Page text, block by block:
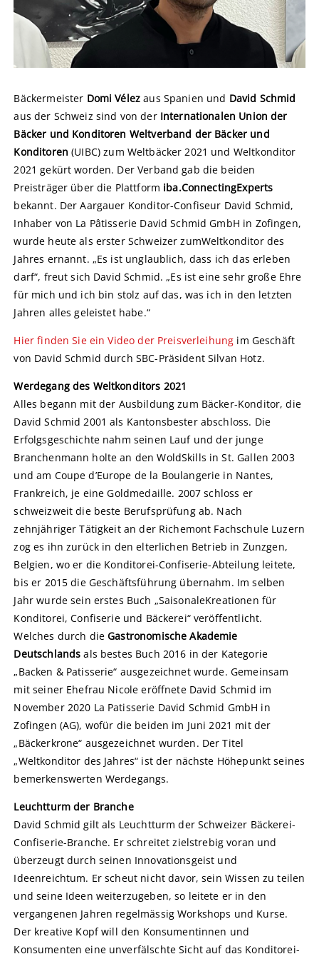
Bäckermeister Domi Vélezaus Spanien und David Schmid
aus der Schweiz sind von der Internationalen Union der
Bäcker und Konditoren Weltverband der Bäcker und
Konditoren (UIBC) zum Weltbäcker 2021 und Weltkonditor
2021 gekürt worden. Der Verband gab die beiden
Preisträger über die Plattform iba.ConnectingExperts
bekannt. Der Aargauer Konditor-Confiseur David Schmid,
Inhaber von La Pâtisserie David Schmid GmbH in Zofingen,
wurde heute als erster Schweizer zumWeltkonditor des
Jahres ernannt. „Es ist unglaublich, dass ich das erleben
darf“, freut sich David Schmid. „Es ist eine sehr große Ehre
für mich und ich bin stolz auf das, was ich in den letzten
Jahren alles geleistet habe.“
Hier finden Sie ein Video der Preisverleihung im Geschäft
von David Schmid durch SBC-Präsident Silvan Hotz.
Werdegang des Weltkonditors 2021
Alles begann mit der Ausbildung zum Bäcker-Konditor, die
David Schmid 2001 als Kantonsbester abschloss. Die
Erfolgsgeschichte nahm seinen Lauf und der junge
Branchenmann holte an den WoldSkills in St. Gallen 2003
und am Coupe d’Europe de la Boulangerie in Nantes,
Frankreich, je eine Goldmedaille. 2007 schloss er
schweizweit die beste Berufsprüfung ab. Nach
zehnjähriger Tätigkeit an der Richemont Fachschule Luzern
zog es ihn zurück in den elterlichen Betrieb in Zunzgen,
Belgien, wo er die Konditorei-Confiserie-Abteilung leitete,
bis er 2015 die Geschäftsführung übernahm. Im selben
Jahr wurde sein erstes Buch „SaisonaleKreationen für
Konditorei, Confiserie und Bäckerei“ veröffentlicht.
Welches durch dieGastronomische Akademie
Deutschlands als bestes Buch 2016 in der Kategorie
„Backen & Patisserie“ ausgezeichnet wurde. Gemeinsam
mit seiner Ehefrau Nicole eröffnete David Schmid im
November 2020 La Patisserie David Schmid GmbH in
Zofingen (AG), wofür die beiden im Juni 2021 mit der
„Bäckerkrone“ ausgezeichnet wurden. Der Titel
„Weltkonditor des Jahres“ ist der nächste Höhepunkt seines
bemerkenswerten Werdegangs.
Leuchtturm der Branche
David Schmid gilt als Leuchtturm der Schweizer Bäckerei-
Confiserie-Branche. Er schreitet zielstrebig voran und
überzeugt durch seinen Innovationsgeist und
Ideenreichtum. Er scheut nicht davor, sein Wissen zu teilen
und seine Ideen weiterzugeben, so leitete er in den
vergangenen Jahren regelmässig Workshops und Kurse.
Der kreative Kopf will den Konsumentinnen und
Konsumenten eine unverfälschte Sicht auf das Konditorei-